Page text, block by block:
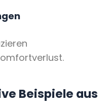
Beispiele aus